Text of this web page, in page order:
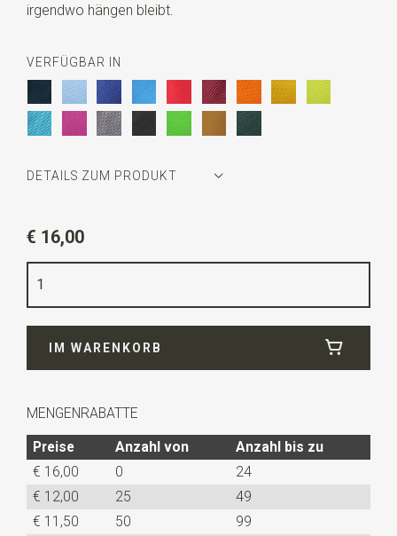
irgendwo hängen bleibt.
VERFÜGBAR IN
DETAILS ZUM PRODUKT
Farbe
Qualität
Länge ca. 52 cm
€ 16,00
IM WARENKORB
MENGENRABATTE
Preise
Anzahl von
Anzahl bis zu
€ 16,00
0
24
€ 12,00
25
49
€ 11,50
50
99